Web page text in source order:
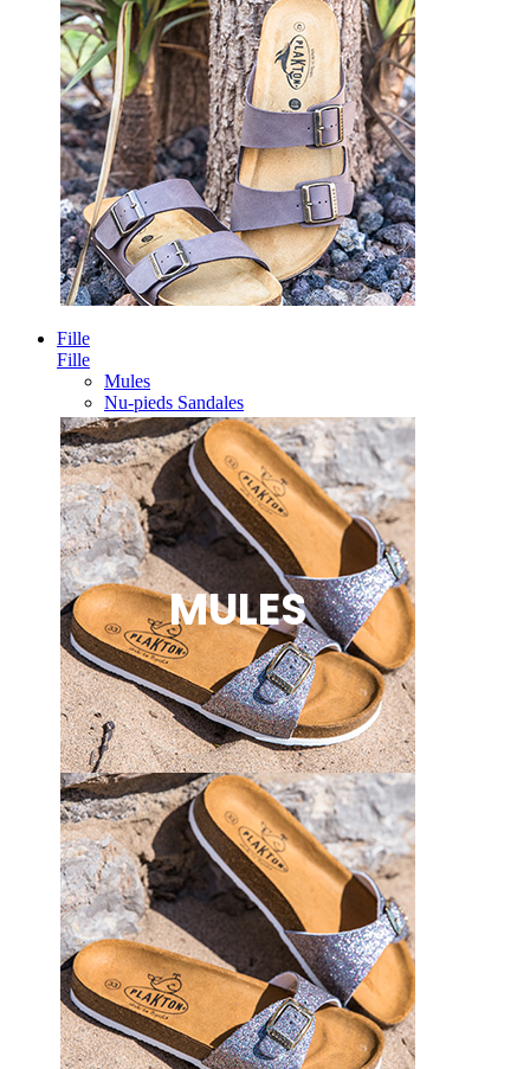
Fille
Fille
Mules
Nu-pieds Sandales
MULES